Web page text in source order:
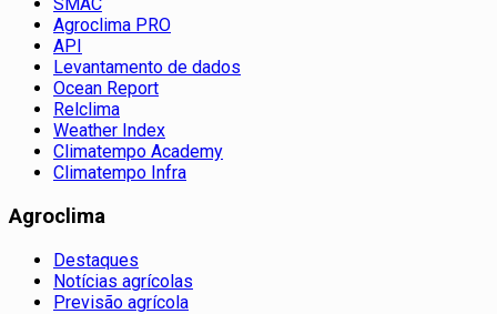
SMAC
Agroclima PRO
API
Levantamento de dados
Ocean Report
Relclima
Weather Index
Climatempo Academy
Climatempo Infra
Agroclima
Destaques
Notícias agrícolas
Previsão agrícola